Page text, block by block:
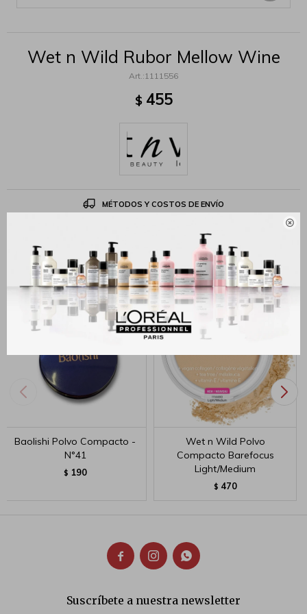

Wet n Wild Rubor Mellow Wine
1111556
$ 455
MÉTODOS Y COSTOS DE ENVÍO
Productos que te pueden interesar
Baolishi Polvo Compacto -
N°41
$ 190
Wet n Wild Polvo
Compacto Barefocus
Light/Medium
$ 470
  
Suscríbete a nuestra newsletter